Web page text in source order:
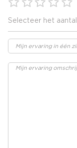
Selecteer het